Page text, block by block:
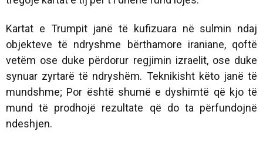
Kartat e Trumpit janë të kufizuara në sulmin ndaj
objekteve të ndryshme bërthamore iraniane, qoftë
vetëm ose duke përdorur regjimin izraelit, ose duke
synuar zyrtarë të ndryshëm. Teknikisht këto janë të
mundshme; Por është shumë e dyshimtë që kjo të
mund të prodhojë rezultate që do ta përfundojnë
ndeshjen.